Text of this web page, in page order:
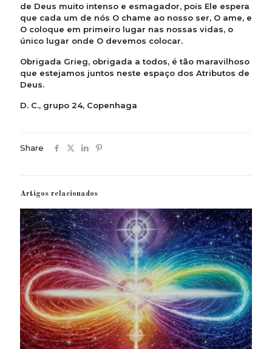
de Deus muito intenso e esmagador, pois Ele espera
que cada um de nós O chame ao nosso ser, O ame, e
O coloque em primeiro lugar nas nossas vidas, o
único lugar onde O devemos colocar.
Obrigada Grieg, obrigada a todos, é tão maravilhoso
que estejamos juntos neste espaço dos Atributos de
Deus.
D. C., grupo 24, Copenhaga
Share
Artigos relacionados